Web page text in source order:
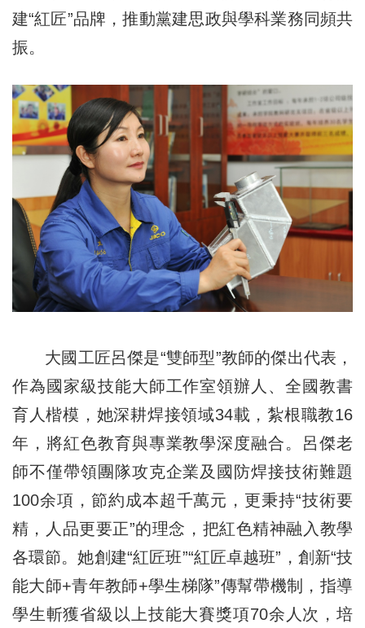
建“紅匠”品牌，推動黨建思政與學科業務同頻共
振。
大國工匠呂傑是“雙師型”教師的傑出代表，
作為國家級技能大師工作室領辦人、全國教書
育人楷模，她深耕焊接領域34載，紮根職教16
年，將紅色教育與專業教學深度融合。呂傑老
師不僅帶領團隊攻克企業及國防焊接技術難題
100余項，節約成本超千萬元，更秉持“技術要
精，人品更要正”的理念，把紅色精神融入教學
各環節。她創建“紅匠班”“紅匠卓越班”，創新“技
能大師+青年教師+學生梯隊”傳幫帶機制，指導
學生斬獲省級以上技能大賽獎項70余人次，培